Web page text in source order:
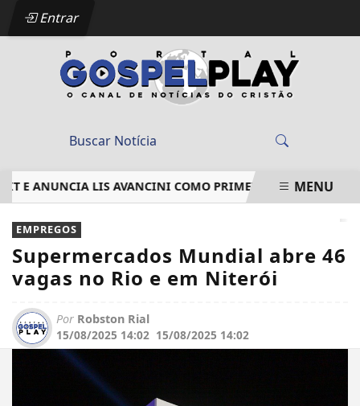
Entrar
E ANUNCIA LIS AVANCINI COMO PRIMEIRA ARTISTA
EM ALTA
MENU
EMPREGOS
Supermercados Mundial abre 46
vagas no Rio e em Niterói
Por Robston Rial
15/08/2025 14:02 15/08/2025 14:02